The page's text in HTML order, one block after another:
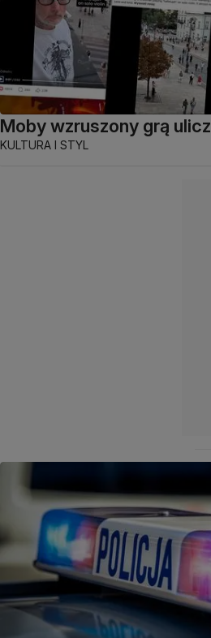
Moby wzruszony grą
KULTURA I STYL